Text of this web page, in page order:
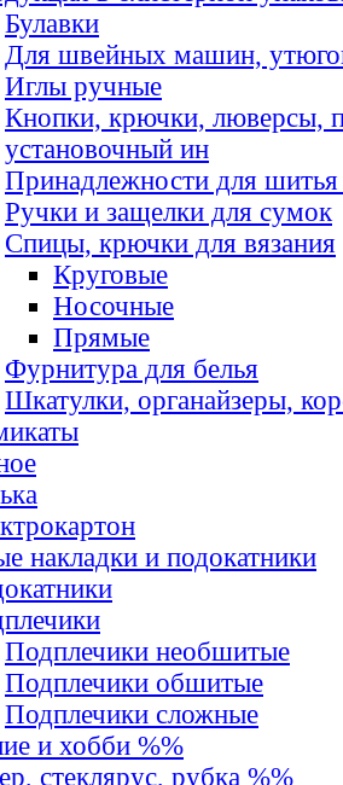
Булавки
Для швейных машин,
Иглы ручные
Кнопки, крючки, люверсы,
установочный ин
Принадлежности для шитья
Ручки и защелки для сумок
Спицы, крючки для вязания
Круговые
Носочные
Прямые
Фурнитура для белья
Шкатулки, органайзеры,
накладки и подокатники
Подплечики необшитые
Подплечики обшитые
Подплечики сложные
и хобби %%
стеклярус, рубка %%